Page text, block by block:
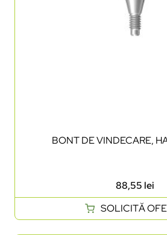
BONT DE VINDECARE,
88,55 lei
SOLICITĂ